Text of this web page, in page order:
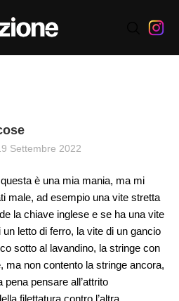
Settembre 2022
è una mia mania, ma mi
male, ad esempio una vite stretta
la chiave inglese e se ha una vite
letto di ferro, la vite di un gancio
sotto al lavandino, la stringe con
ma non contento la stringe ancora,
pensare all’attrito
filettatura contro l’altra